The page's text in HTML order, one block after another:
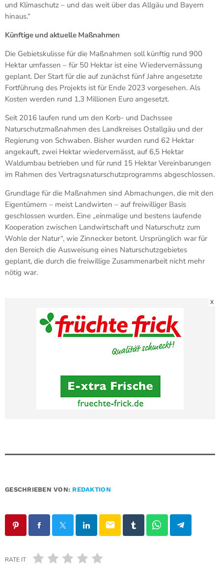
und Klimaschutz – und das weit über das Allgäu und Bayern
hinaus.“
Künftige und aktuelle Maßnahmen
Die Gebietskulisse für die Maßnahmen soll künftig rund 900
Hektar umfassen – für 50 Hektar ist eine Wiedervernässung
geplant. Der Start für die auf zunächst fünf Jahre angesetzte
Fortführung des Projekts ist für Ende 2023 vorgesehen. Als
Kosten werden rund 1,3 Millionen Euro angesetzt.
Seit 2016 laufen rund um den Korb- und Dachssee
Naturschutzmaßnahmen des Landkreises Ostallgäu und der
Regierung von Schwaben. Bisher wurden rund 62 Hektar
angekauft, zwei Hektar wiedervernässt, auf 6,5 Hektar
Waldumbau betrieben und für rund 15 Hektar Vereinbarungen
im Rahmen des Vertragsnaturschutzprogramms abgeschlossen.
Grundlage für die Maßnahmen sind Abmachungen, die mit den
Eigentümern – meist Landwirten – auf freiwilliger Basis
geschlossen wurden. Eine „einmalige und bestens laufende
Kooperation zwischen Landwirtschaft und Naturschutz zum
Wohle der Natur“, wie Zinnecker betont. Ursprünglich war für
den Bereich die Ausweisung eines Naturschutzgebietes
geplant, die durch die freiwillige Zusammenarbeit nicht mehr
nötig war.
X
GESCHRIEBEN VON: REDAKTION
email
RATE IT